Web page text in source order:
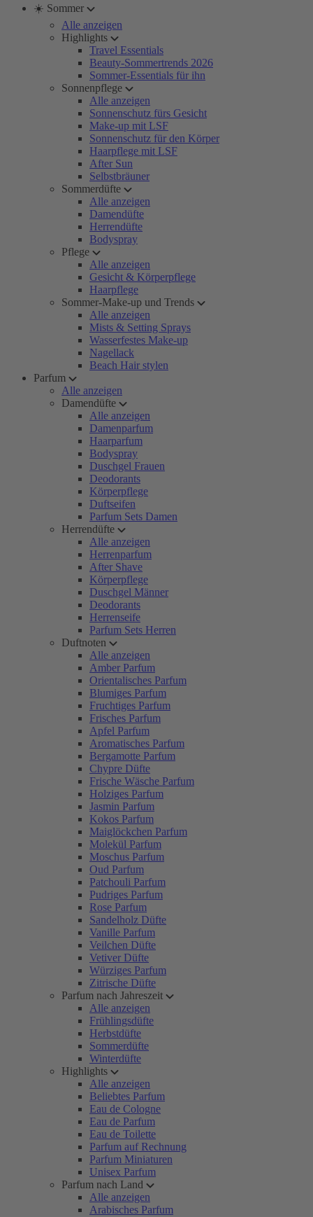
☀️ Sommer
Alle anzeigen
Highlights
Travel Essentials
Beauty-Sommertrends 2026
Sommer-Essentials für ihn
Sonnenpflege
Alle anzeigen
Sonnenschutz fürs Gesicht
Make-up mit LSF
Sonnenschutz für den Körper
Haarpflege mit LSF
After Sun
Selbstbräuner
Sommerdüfte
Alle anzeigen
Damendüfte
Herrendüfte
Bodyspray
Pflege
Alle anzeigen
Gesicht & Körperpflege
Haarpflege
Sommer-Make-up und Trends
Alle anzeigen
Mists & Setting Sprays
Wasserfestes Make-up
Nagellack
Beach Hair stylen
Parfum
Alle anzeigen
Damendüfte
Alle anzeigen
Damenparfum
Haarparfum
Bodyspray
Duschgel Frauen
Deodorants
Körperpflege
Duftseifen
Parfum Sets Damen
Herrendüfte
Alle anzeigen
Herrenparfum
After Shave
Körperpflege
Duschgel Männer
Deodorants
Herrenseife
Parfum Sets Herren
Duftnoten
Alle anzeigen
Amber Parfum
Orientalisches Parfum
Blumiges Parfum
Fruchtiges Parfum
Frisches Parfum
Apfel Parfum
Aromatisches Parfum
Bergamotte Parfum
Chypre Düfte
Frische Wäsche Parfum
Holziges Parfum
Jasmin Parfum
Kokos Parfum
Maiglöckchen Parfum
Molekül Parfum
Moschus Parfum
Oud Parfum
Patchouli Parfum
Pudriges Parfum
Rose Parfum
Sandelholz Düfte
Vanille Parfum
Veilchen Düfte
Vetiver Düfte
Würziges Parfum
Zitrische Düfte
Parfum nach Jahreszeit
Alle anzeigen
Frühlingsdüfte
Herbstdüfte
Sommerdüfte
Winterdüfte
Highlights
Alle anzeigen
Beliebtes Parfum
Eau de Cologne
Eau de Parfum
Eau de Toilette
Parfum auf Rechnung
Parfum Miniaturen
Unisex Parfum
Parfum nach Land
Alle anzeigen
Arabisches Parfum